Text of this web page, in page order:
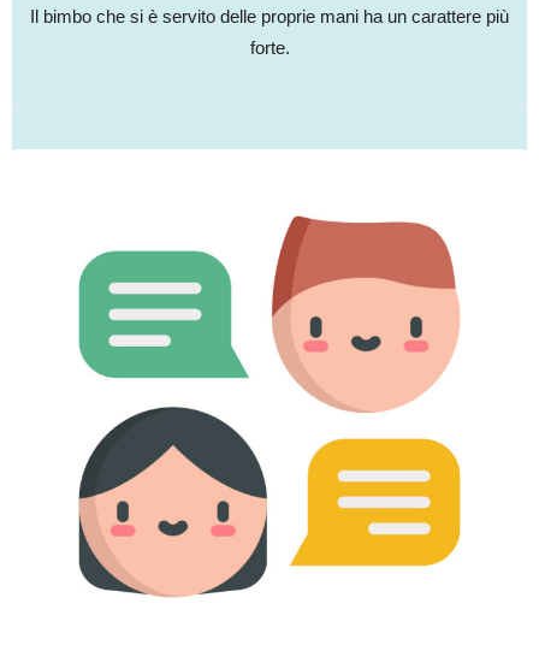
Il bimbo che si è servito delle proprie mani ha un carattere più
forte.